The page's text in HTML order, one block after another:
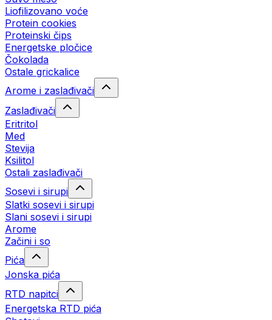
Liofilizovano voće
Protein cookies
Proteinski čips
Energetske pločice
Čokolada
Ostale grickalice
Arome i zaslađivači
Zaslađivači
Eritritol
Med
Stevija
Ksilitol
Ostali zaslađivači
Sosevi i sirupi
Slatki sosevi i sirupi
Slani sosevi i sirupi
Arome
Začini i so
Pića
Jonska pića
RTD napitci
Energetska RTD pića